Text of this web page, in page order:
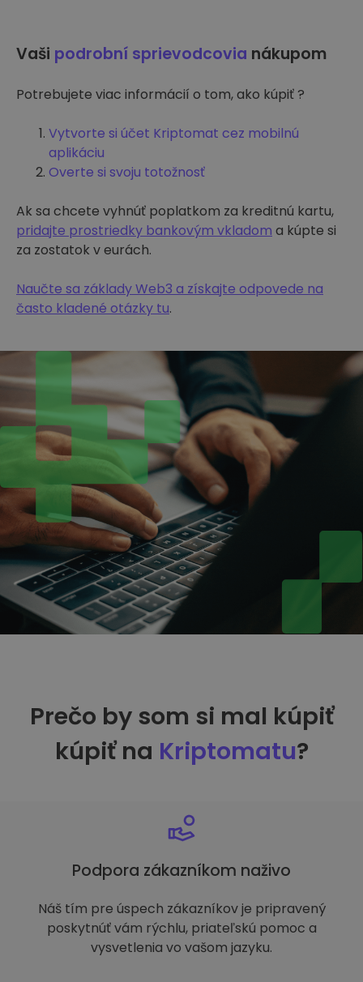
Vaši podrobní sprievodcovia nákupom
Potrebujete viac informácií o tom, ako kúpiť ?
Vytvorte si účet Kriptomat cez mobilnú
aplikáciu
Overte si svoju totožnosť
Ak sa chcete vyhnúť poplatkom za kreditnú kartu,
pridajte prostriedky bankovým vkladom a kúpte si
za zostatok v eurách.
Naučte sa základy Web3 a získajte odpovede na
často kladené otázky tu.
Prečo by som si mal kúpiť
kúpiť na Kriptomatu?
Podpora zákazníkom naživo
Náš tím pre úspech zákazníkov je pripravený
poskytnúť vám rýchlu, priateľskú pomoc a
vysvetlenia vo vašom jazyku.